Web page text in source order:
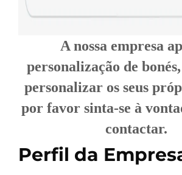
A nossa empresa
personalização de
personalizar os seus
por favor sinta-se à
contactar.
Perfil da